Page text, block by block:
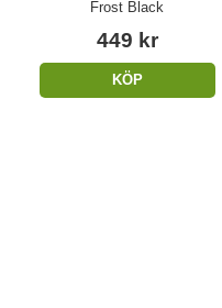
Frost Black
449 kr
KÖP